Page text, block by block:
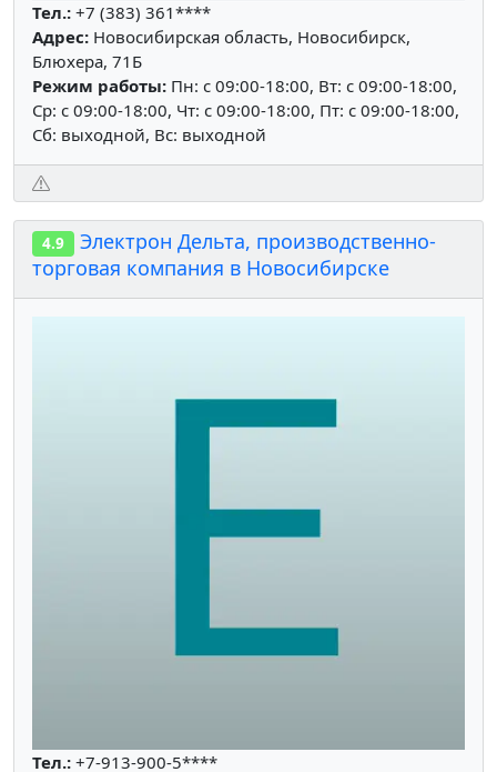
Тел.: +7 (383) 361****
Адрес: Новосибирская область, Новосибирск,
Блюхера, 71Б
Режим работы: Пн: c 09:00-18:00, Вт: c 09:00-18:00,
Ср: c 09:00-18:00, Чт: c 09:00-18:00, Пт: c 09:00-18:00,
Сб: выходной, Вс: выходной
4.9
Электрон Дельта, производственно-
торговая компания в Новосибирске
Тел.: +7-913-900-5****